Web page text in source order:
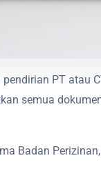
PT atau
semua
Badan